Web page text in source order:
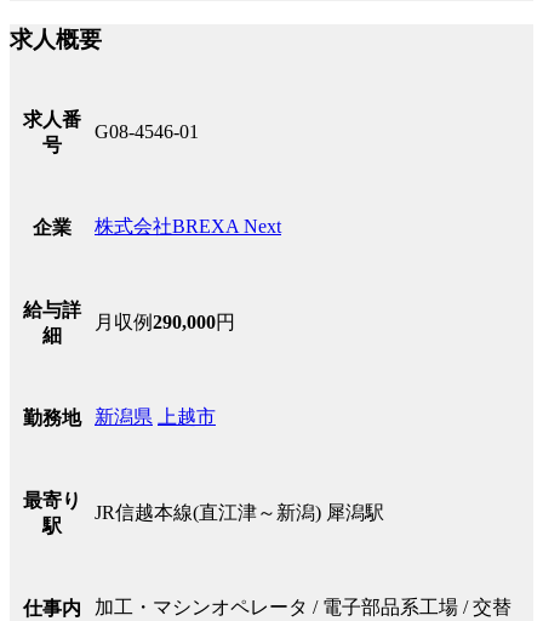
求人概要
求人番
号
G08-4546-01
企業 株式会社BREXA Next
給与詳
細
月収例290,000円
勤務地 新潟県 上越市
最寄り
駅
JR信越本線(直江津～新潟) 犀潟駅
仕事内
加工・マシンオペレータ / 電子部品系工場 / 交替